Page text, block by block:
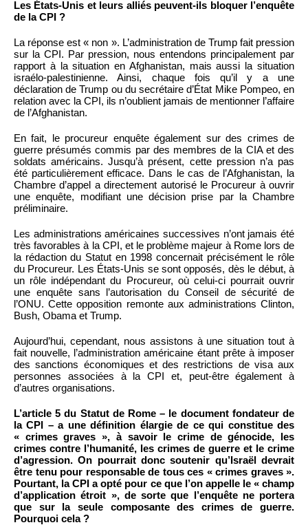
Les États-Unis et leurs alliés peuvent-ils bloquer l’enquête
de la CPI ?
La réponse est « non ». L’administration de Trump fait pression
sur la CPI. Par pression, nous entendons principalement par
rapport à la situation en Afghanistan, mais aussi la situation
israélo-palestinienne. Ainsi, chaque fois qu’il y a une
déclaration de Trump ou du secrétaire d’État Mike Pompeo, en
relation avec la CPI, ils n’oublient jamais de mentionner l’affaire
de l’Afghanistan.
En fait, le procureur enquête également sur des crimes de
guerre présumés commis par des membres de la CIA et des
soldats américains. Jusqu’à présent, cette pression n’a pas
été particulièrement efficace. Dans le cas de l’Afghanistan, la
Chambre d’appel a directement autorisé le Procureur à ouvrir
une enquête, modifiant une décision prise par la Chambre
préliminaire.
Les administrations américaines successives n’ont jamais été
très favorables à la CPI, et le problème majeur à Rome lors de
la rédaction du Statut en 1998 concernait précisément le rôle
du Procureur. Les États-Unis se sont opposés, dès le début, à
un rôle indépendant du Procureur, où celui-ci pourrait ouvrir
une enquête sans l’autorisation du Conseil de sécurité de
l’ONU. Cette opposition remonte aux administrations Clinton,
Bush, Obama et Trump.
Aujourd’hui, cependant, nous assistons à une situation tout à
fait nouvelle, l’administration américaine étant prête à imposer
des sanctions économiques et des restrictions de visa aux
personnes associées à la CPI et, peut-être également à
d’autres organisations.
L’article 5 du Statut de Rome – le document fondateur de
la CPI – a une définition élargie de ce qui constitue des
« crimes graves », à savoir le crime de génocide, les
crimes contre l’humanité, les crimes de guerre et le crime
d’agression. On pourrait donc soutenir qu’Israël devrait
être tenu pour responsable de tous ces « crimes graves ».
Pourtant, la CPI a opté pour ce que l’on appelle le « champ
d’application étroit », de sorte que l’enquête ne portera
que sur la seule composante des crimes de guerre.
Pourquoi cela ?